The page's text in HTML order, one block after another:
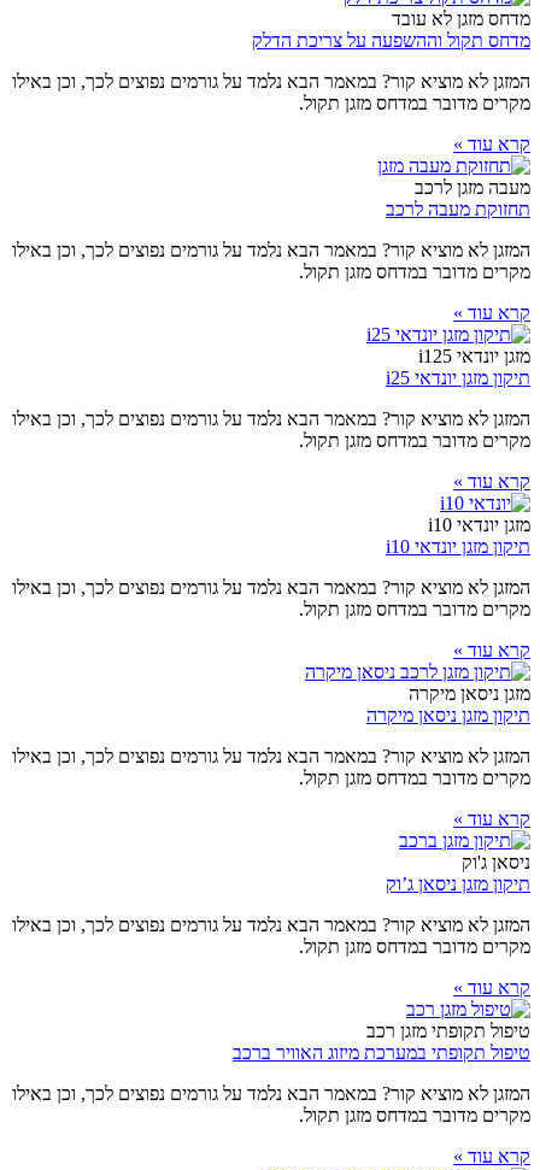
מדחס מזגן לא עובד
מדחס תקול וההשפעה על צריכת הדלק
המזגן לא מוציא קור? במאמר הבא נלמד על גורמים נפוצים לכך, וכן באילו
מקרים מדובר במדחס מזגן תקול.
קרא עוד »
מעבה מזגן לרכב
תחזוקת מעבה לרכב
המזגן לא מוציא קור? במאמר הבא נלמד על גורמים נפוצים לכך, וכן באילו
מקרים מדובר במדחס מזגן תקול.
קרא עוד »
מזגן יונדאי i125
תיקון מזגן יונדאי i25
המזגן לא מוציא קור? במאמר הבא נלמד על גורמים נפוצים לכך, וכן באילו
מקרים מדובר במדחס מזגן תקול.
קרא עוד »
מזגן יונדאי i10
תיקון מזגן יונדאי i10
המזגן לא מוציא קור? במאמר הבא נלמד על גורמים נפוצים לכך, וכן באילו
מקרים מדובר במדחס מזגן תקול.
קרא עוד »
מזגן ניסאן מיקרה
תיקון מזגן ניסאן מיקרה
המזגן לא מוציא קור? במאמר הבא נלמד על גורמים נפוצים לכך, וכן באילו
מקרים מדובר במדחס מזגן תקול.
קרא עוד »
ניסאן ג'וק
תיקון מזגן ניסאן ג’וק
המזגן לא מוציא קור? במאמר הבא נלמד על גורמים נפוצים לכך, וכן באילו
מקרים מדובר במדחס מזגן תקול.
קרא עוד »
טיפול תקופתי מזגן רכב
טיפול תקופתי במערכת מיזוג האוויר ברכב
המזגן לא מוציא קור? במאמר הבא נלמד על גורמים נפוצים לכך, וכן באילו
מקרים מדובר במדחס מזגן תקול.
קרא עוד »